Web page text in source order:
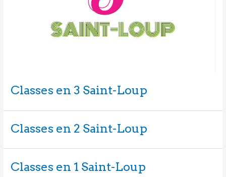
Classes en 3 Saint-Loup
Classes en 2 Saint-Loup
Classes en 1 Saint-Loup